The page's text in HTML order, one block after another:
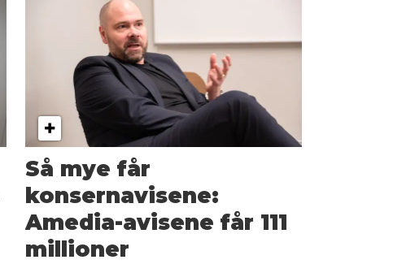
Så mye får
konsernavisene:
Amedia-avisene får 111
millioner